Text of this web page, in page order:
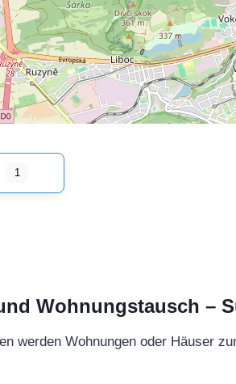
1
Wohnungstausch –
werden Wohnungen oder Häuser